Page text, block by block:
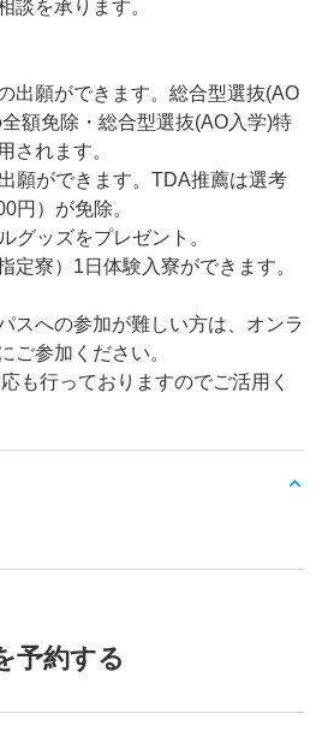
談を承ります。
出願ができます。総合型選抜(AO
額免除・総合型選抜(AO入学)特
されます。
願ができます。TDA推薦は選考
円）が免除。
グッズをプレゼント。
定寮）1日体験入寮ができます。
スへの参加が難しい方は、オンラ
ご参加ください。
も行っておりますのでご活用く
予約する